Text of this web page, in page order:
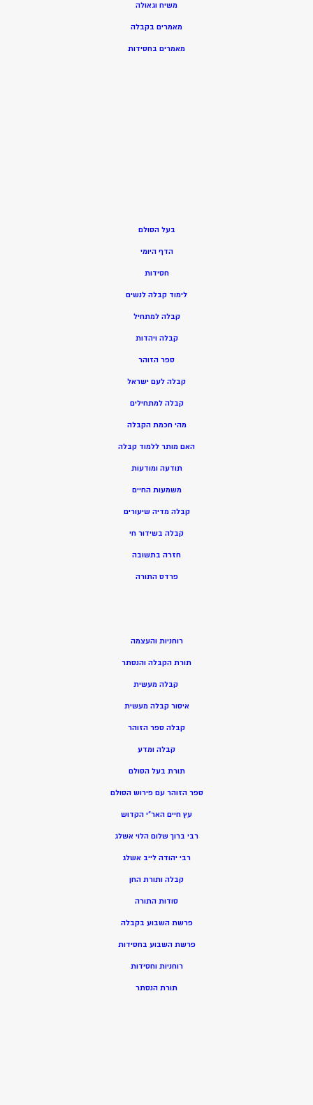
משיח וגאולה
מאמרים בקבלה
מאמרים בחסידות
בעל הסולם
הדף היומי
חסידות
לימוד קבלה לנשים
קבלה למתחיל
קבלה ויהדות
ספר הזוהר
קבלה לעם ישראל
קבלה למתחילים
מהי חכמת הקבלה
האם מותר ללמוד קבלה
תודעה ומודעות
משמעות החיים
קבלה מדיה שיעורים
קבלה בשידור חי
חזרה בתשובה
פרדס התורה
רוחניות והעצמה
תורת הקבלה והנסתר
קבלה מעשית
איסור קבלה מעשית
קבלה ספר הזוהר
קבלה ומדע
תורת בעל הסולם
ספר הזוהר עם פירוש הסולם
עץ חיים האר”י הקדוש
רבי ברוך שלום הלוי אשלג
רבי יהודה לייב אשלג
קבלה ותורת החן
סודות התורה
פרשת השבוע בקבלה
פרשת השבוע בחסידות
רוחניות וחסידות
תורת הנסתר